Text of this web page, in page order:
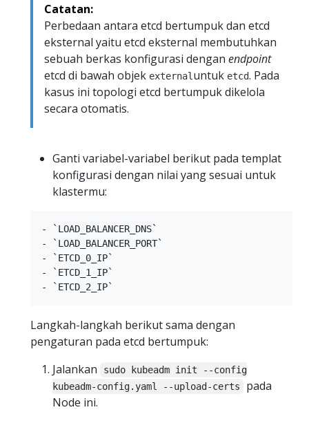
Catatan:
Perbedaan antara etcd bertumpuk dan etcd
eksternal yaitu etcd eksternal membutuhkan
sebuah berkas konfigurasi dengan endpoint
etcd di bawah objek external untuk etcd. Pada
kasus ini topologi etcd bertumpuk dikelola
secara otomatis.
Ganti variabel-variabel berikut pada templat
konfigurasi dengan nilai yang sesuai untuk
klastermu:
- `LOAD_BALANCER_DNS`
- `LOAD_BALANCER_PORT`
- `ETCD_0_IP`
- `ETCD_1_IP`
Langkah-langkah berikut sama dengan
pengaturan pada etcd bertumpuk:
Jalankan
sudo kubeadm init --config
kubeadm-config.yaml --upload-certs
pada
Node ini.